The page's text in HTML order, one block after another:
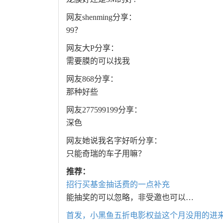
网友shenming分享：
99？
网友大P分享：
需要膜的可以找我
网友868分享：
那种好些
网友277599199分享：
深色
网友她说我名字好听分享：
只能奇瑞的车子用嘛？
推荐：
招行买基金抽话费的一点补充
能抽奖的可以忽略，非受邀也可以…
首发，小黑鱼五折电影权益这个月没用的进